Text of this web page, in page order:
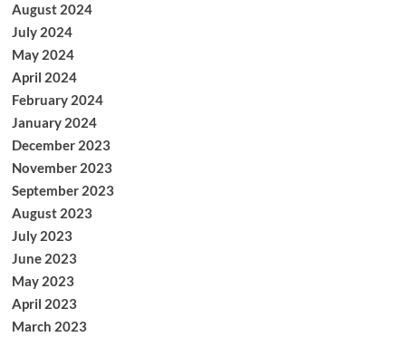
August 2024
July 2024
May 2024
April 2024
February 2024
January 2024
December 2023
November 2023
September 2023
August 2023
July 2023
June 2023
May 2023
April 2023
March 2023